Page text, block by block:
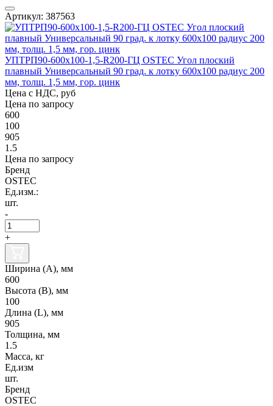
Артикул: 387563
УПТРП90-600х100-1,5-R200-ГЦ OSTEC Угол плоский
плавный Универсальный 90 град. к лотку 600х100 радиус 200
мм, толщ. 1,5 мм, гор. цинк
Цена с НДС, руб
Цена по запросу
600
100
905
1.5
Цена по запросу
Бренд
OSTEC
Ед.изм.:
шт.
-
+
Ширина (А), мм
600
Высота (В), мм
100
Длина (L), мм
905
Толщина, мм
1.5
Масса, кг
Ед.изм
шт.
Бренд
OSTEC